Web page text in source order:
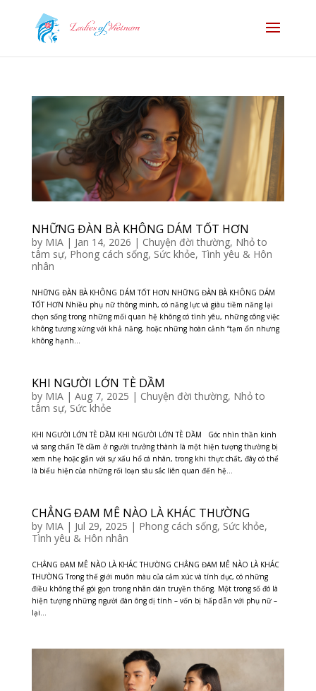
NHỮNG ĐÀN BÀ KHÔNG DÁM TỐT HƠN
by MIA| Jan 14, 2026 | Chuyện đời thường, Nhỏ to
tâm sự, Phong cách sống, Sức khỏe, Tình yêu & Hôn
nhân
NHỮNG ĐÀN BÀ KHÔNG DÁM TỐT HƠN NHỮNG ĐÀN BÀ KHÔNG DÁM
TỐT HƠN Nhiều phụ nữ thông minh, có năng lực và giàu tiềm năng lại
chọn sống trong những mối quan hệ không có tình yêu, những công việc
không tương xứng với khả năng, hoặc những hoàn cảnh “tạm ổn nhưng
không hạnh...
KHI NGƯỜI LỚN TÈ DẦM
by MIA| Aug 7, 2025 | Chuyện đời thường, Nhỏ to
tâm sự, Sức khỏe
KHI NGƯỜI LỚN TÈ DẦM KHI NGƯỜI LỚN TÈ DẦM Góc nhìn thần kinh
và sang chấn Tè dầm ở người trưởng thành là một hiện tượng thường bị
xem nhẹ hoặc gắn với sự xấu hổ cá nhân, trong khi thực chất, đây có thể
là biểu hiện của những rối loạn sâu sắc liên quan đến hệ...
CHẲNG ĐAM MÊ NÀO LÀ KHÁC THƯỜNG
by MIA| Jul 29, 2025 | Phong cách sống, Sức khỏe,
Tình yêu & Hôn nhân
CHẲNG ĐAM MÊ NÀO LÀ KHÁC THƯỜNG CHẲNG ĐAM MÊ NÀO LÀ KHÁC
THƯỜNG Trong thế giới muôn màu của cảm xúc và tính dục, có những
điều không thể gói gọn trong nhãn dán truyền thống. Một trong số đó là
hiện tượng những người đàn ông dị tính – vốn bị hấp dẫn với phụ nữ –
lại...